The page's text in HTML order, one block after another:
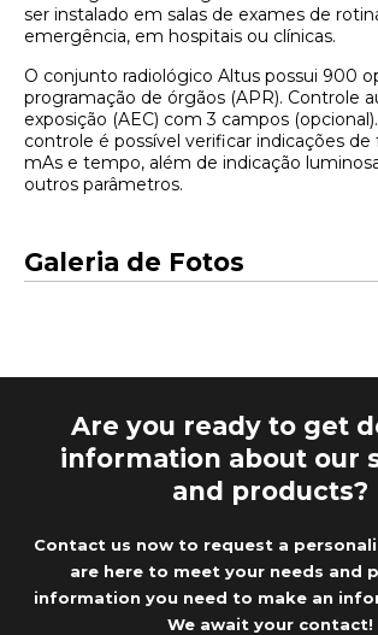
ser instalado em salas de exames de
emergência, em hospitais ou clínicas.
O conjunto radiológico Altus possui 900
programação de órgãos (APR). Controle
exposição (AEC) com 3 campos
controle é possível verificar indicações de
mAs e tempo, além de indicação
outros parâmetros.
Galeria de Fotos
Are you ready to get
information about our
and products?
Contact us now to request a
are here to meet your needs and
information you need to make an
We await your contact!